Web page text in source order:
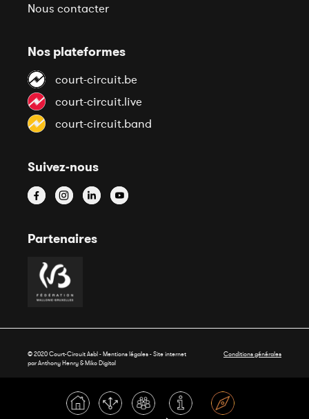
Nous contacter
Nos plateformes
court-circuit.be
court-circuit.live
court-circuit.band
Suivez-nous
Partenaires
© 2020 Court-Circuit Asbl - Mentions légales - Site internet
par Anthony Henry &Miko Digital
Conditions générales